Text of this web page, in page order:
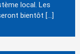
local. Les
bientôt […]